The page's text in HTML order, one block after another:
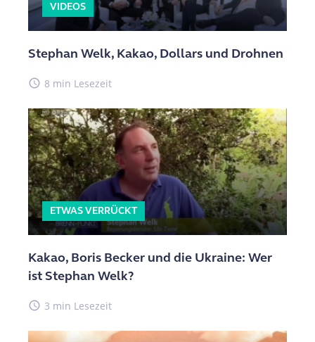
VIDEOS
Stephan Welk, Kakao, Dollars und Drohnen
access_time 8 min Lesezeit
ETWAS VERRÜCKT
Kakao, Boris Becker und die Ukraine: Wer
ist Stephan Welk?
access_time 3 min Lesezeit